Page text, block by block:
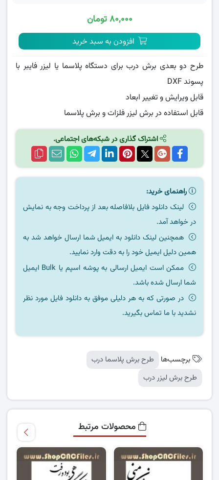
۸۰,۰۰۰ تومان
افزودن به سبد خرید
طرح دو بعدی برش درب برای دستگاه پلاسما یا لیزر فایبر با
پسوند DXF
قابل ویرایش و تغییر ابعاد
قابل استفاده در برش لیزر فلزات و برش پلاسما
اشتراک گذاری در شبکه‌های اجتماعی.
راهنمای خرید:
لینک دانلود فایل بلافاصله بعد از پرداخت وجه به نمایش
در خواهد آمد.
همچنین لینک دانلود به ایمیل شما ارسال خواهد شد به
همین دلیل ایمیل خود را به دقت وارد نمایید.
ممکن است ایمیل ارسالی به پوشه اسپم یا Bulk ایمیل
شما ارسال شده باشد.
در صورتی که به هر دلیلی موفق به دانلود فایل مورد نظر
نشدید با ما تماس بگیرید.
برچسب‌ها
طرح برش پلاسما درب
طرح برش لیزر درب
محصولات مرتبط